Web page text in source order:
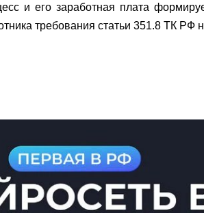
и его заработная плата
требования статьи 351.8 ТК РФ